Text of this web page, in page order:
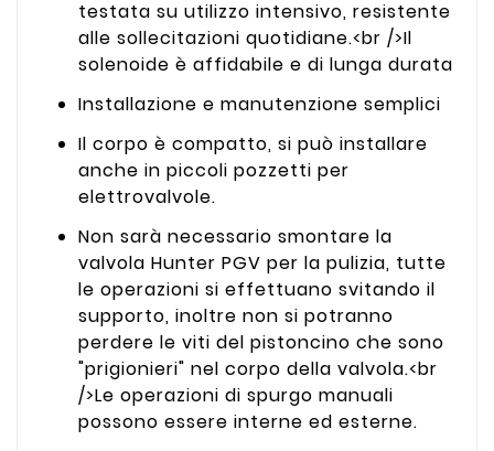
testata su utilizzo intensivo, resistente
alle sollecitazioni quotidiane.<br />Il
solenoide è affidabile e di lunga durata
Installazione e manutenzione semplici
Il corpo è compatto, si può installare
anche in piccoli pozzetti per
elettrovalvole.
Non sarà necessario smontare la
valvola Hunter PGV per la pulizia, tutte
le operazioni si effettuano svitando il
supporto, inoltre non si potranno
perdere le viti del pistoncino che sono
"prigionieri" nel corpo della valvola.<br
/>Le operazioni di spurgo manuali
possono essere interne ed esterne.